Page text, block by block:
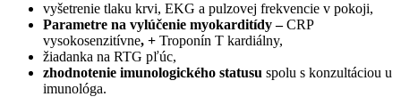
vyšetrenie tlaku krvi, EKG a pulzovej frekvencie v pokoji,
Parametre na vylúčenie myokarditídy –CRP
vysokosenzitívne, + Troponín T kardiálny,
žiadanka na RTG pľúc,
zhodnotenie imunologického statusu spolu s konzultáciou u
imunológa.